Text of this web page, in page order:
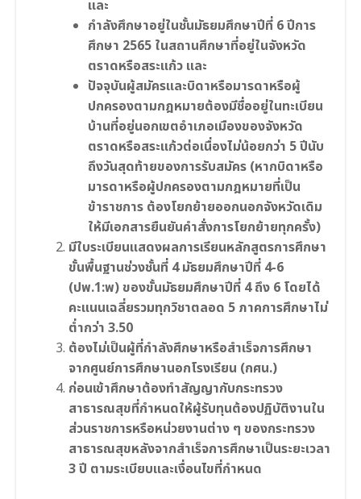
และ
กำลังศึกษาอยู่ในชั้นมัธยมศึกษาปีที่ 6 ปีการ
ศึกษา 2565 ในสถานศึกษาที่อยู่ในจังหวัด
ตราดหรือสระแก้ว และ
ปัจจุบันผู้สมัครและบิดาหรือมารดาหรือผู้
ปกครองตามกฎหมายต้องมีชื่ออยู่ในทะเบียน
บ้านที่อยู่นอกเขตอำเภอเมืองของจังหวัด
ตราดหรือสระแก้วต่อเนื่องไม่น้อยกว่า 5 ปีนับ
ถึงวันสุดท้ายของการรับสมัคร (หากบิดาหรือ
มารดาหรือผู้ปกครองตามกฎหมายที่เป็น
ข้าราชการ ต้องโยกย้ายออกนอกจังหวัดเดิม
ให้มีเอกสารยืนยันคำสั่งการโยกย้ายทุกครั้ง)
มีใบระเบียนแสดงผลการเรียนหลักสูตรการศึกษา
ขั้นพื้นฐานช่วงชั้นที่ 4 มัธยมศึกษาปีที่ 4-6
(ปพ.1:พ) ของขั้นมัธยมศึกษาปีที่ 4 ถึง 6 โดยได้
คะแนนเฉลี่ยรวมทุกวิชาตลอด 5 ภาคการศึกษาไม่
ต่ำกว่า 3.50
ต้องไม่เป็นผู้ที่กำลังศึกษาหรือสำเร็จการศึกษา
จากศูนย์การศึกษานอกโรงเรียน (กศน.)
ก่อนเข้าศึกษาต้องทำสัญญากับกระทรวง
สาธารณสุขที่กำหนดให้ผู้รับทุนต้องปฏิบัติงานใน
ส่วนราชการหรือหน่วยงานต่าง ๆ ของกระทรวง
สาธารณสุขหลังจากสำเร็จการศึกษาเป็นระยะเวลา
3 ปี ตามระเบียบและเงื่อนไขที่กำหนด